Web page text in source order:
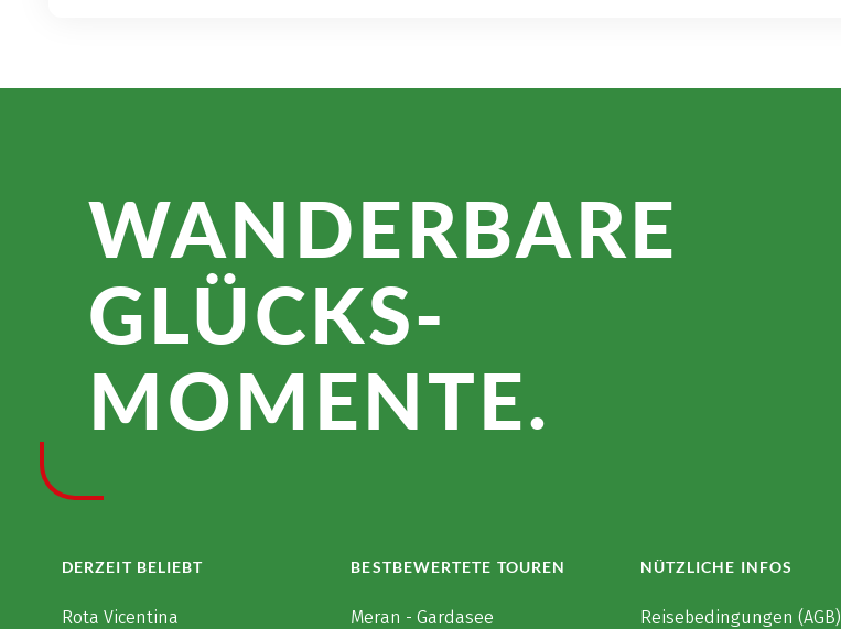
WANDER­BARE
GLÜCKS­
MOMENTE.
DERZEIT BELIEBT
Rota Vicentina
BESTBEWERTETE TOUREN
Meran - Gardasee
NÜTZLICHE INFOS
Reisebedingungen (AGB)